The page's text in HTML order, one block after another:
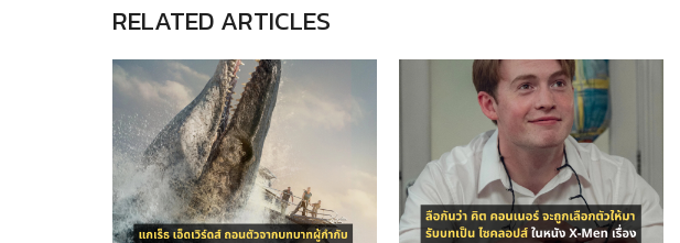
RELATED ARTICLES